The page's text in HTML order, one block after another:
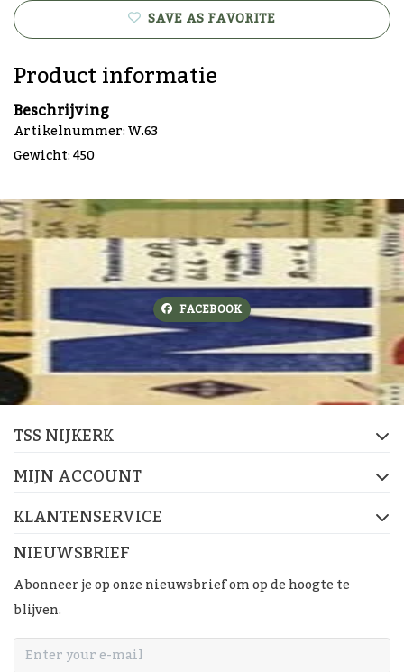
SAVE AS FAVORITE
Product informatie
Beschrijving
Artikelnummer: W.63
Gewicht: 450
FACEBOOK
TSS NIJKERK
MIJN ACCOUNT
KLANTENSERVICE
NIEUWSBRIEF
Abonneer je op onze nieuwsbrief om op de hoogte te
blijven.